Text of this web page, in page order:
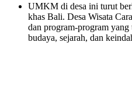
UMKM di desa ini turut
khas Bali. Desa Wisata
dan program-program
budaya, sejarah, dan